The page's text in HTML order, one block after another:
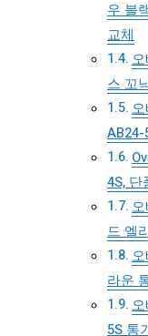
우 블
교체
스 꼬
AB24-
4S, 단
드 엘
라운
5S 통